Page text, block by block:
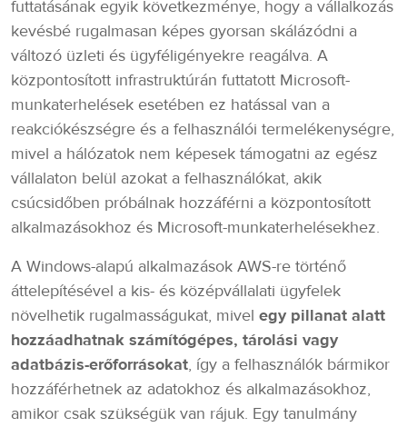
futtatásának egyik következménye, hogy a vállalkozás
kevésbé rugalmasan képes gyorsan skálázódni a
változó üzleti és ügyféligényekre reagálva. A
központosított infrastruktúrán futtatott Microsoft-
munkaterhelések esetében ez hatással van a
reakciókészségre és a felhasználói termelékenységre,
mivel a hálózatok nem képesek támogatni az egész
vállalaton belül azokat a felhasználókat, akik
csúcsidőben próbálnak hozzáférni a központosított
alkalmazásokhoz és Microsoft-munkaterhelésekhez.
A Windows-alapú alkalmazások AWS-re történő
áttelepítésével a kis- és középvállalati ügyfelek
növelhetik rugalmasságukat, mivel egy pillanat alatt
hozzáadhatnak számítógépes, tárolási vagy
adatbázis-erőforrásokat, így a felhasználók bármikor
hozzáférhetnek az adatokhoz és alkalmazásokhoz,
amikor csak szükségük van rájuk. Egy tanulmány